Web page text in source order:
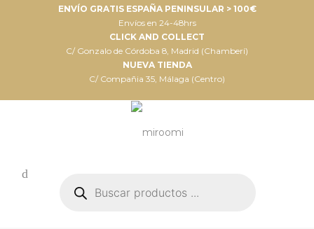
ENVÍO GRATIS ESPAÑA PENINSULAR > 100€
Envíos en 24-48hrs
CLICK AND COLLECT
C/ Gonzalo de Córdoba 8, Madrid (Chamberí)
NUEVA TIENDA
C/ Compañia 35, Málaga (Centro)
productos